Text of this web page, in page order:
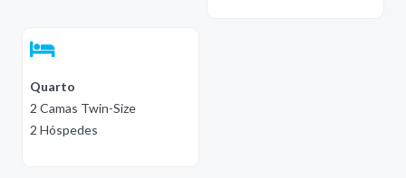
Quarto
2 Camas Twin-Size
2 Hóspedes